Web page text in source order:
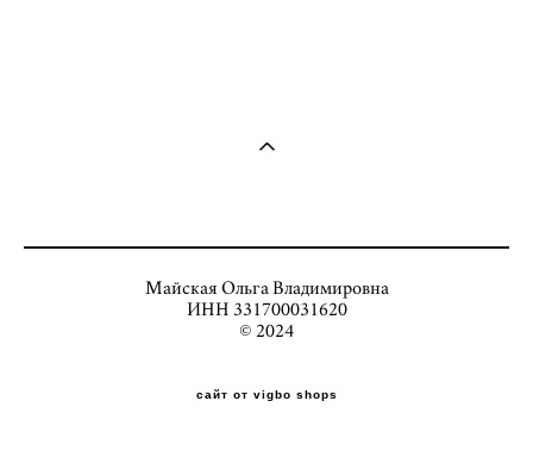
Майская Ольга Владимировна
ИНН 331700031620
© 2024
сайт от vigbo shops